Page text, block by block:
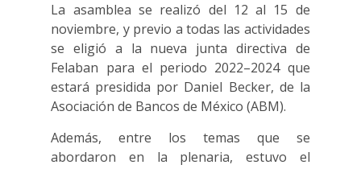
La asamblea se realizó del 12 al 15 de
noviembre, y previo a todas las actividades
se eligió a la nueva junta directiva de
Felaban para el periodo 2022–2024 que
estará presidida por Daniel Becker, de la
Asociación de Bancos de México (ABM).
Además, entre los temas que se
abordaron en la plenaria, estuvo el